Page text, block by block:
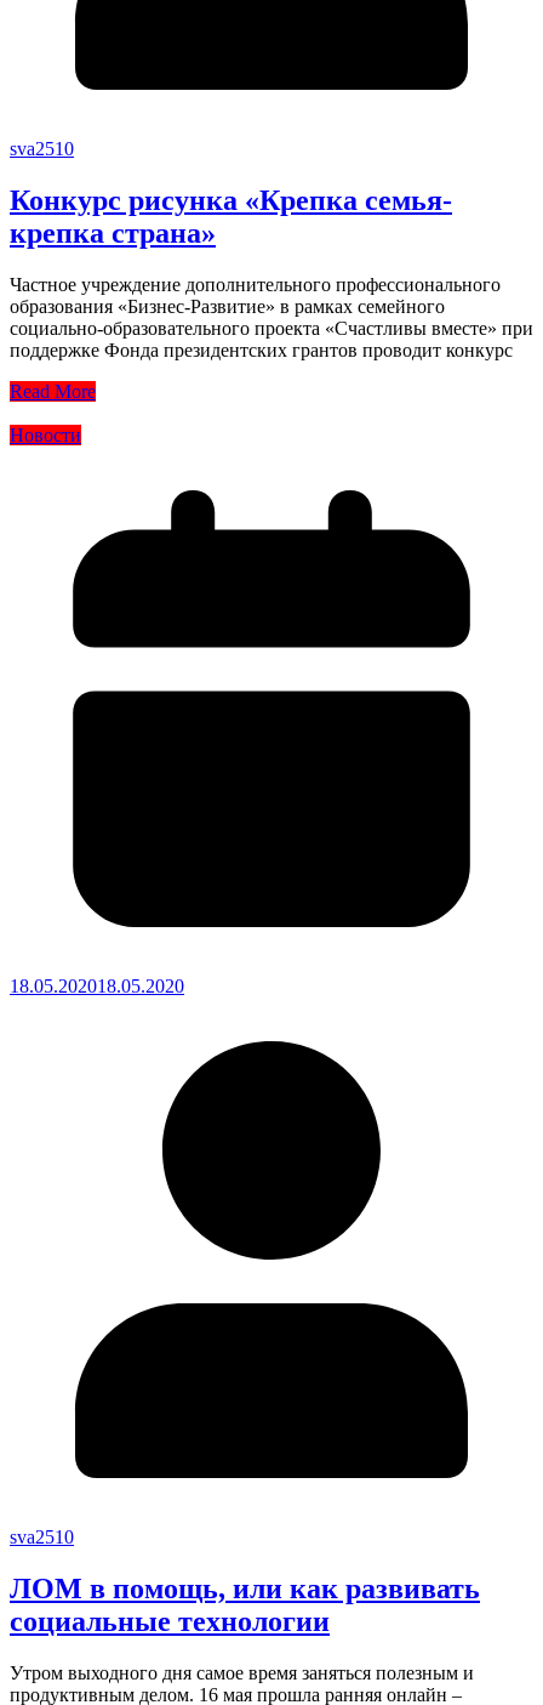
sva2510
Конкурс рисунка «Крепка семья-
крепка страна»
Частное учреждение дополнительного профессионального
образования «Бизнес-Развитие» в рамках семейного
социально-образовательного проекта «Счастливы вместе» при
поддержке Фонда президентских грантов проводит конкурс
Read More
Новости
18.05.202018.05.2020
sva2510
ЛОМ в помощь, или как развивать
социальные технологии
Утром выходного дня самое время заняться полезным и
продуктивным делом. 16 мая прошла ранняя онлайн –